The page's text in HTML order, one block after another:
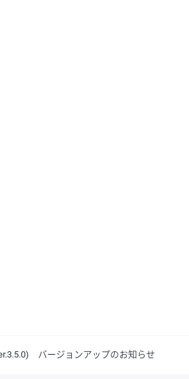
バージョンアップのお知らせ